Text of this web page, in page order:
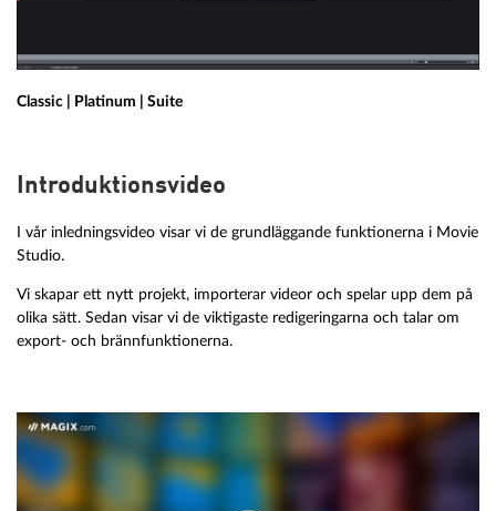
Classic | Platinum | Suite
Introduktionsvideo
I vår inledningsvideo visar vi de grundläggande funktionerna i Movie
Studio.
Vi skapar ett nytt projekt, importerar videor och spelar upp dem på
olika sätt. Sedan visar vi de viktigaste redigeringarna och talar om
export- och brännfunktionerna.